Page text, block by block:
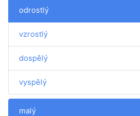
odrostlý
vzrostlý
dospělý
vyspělý
malý